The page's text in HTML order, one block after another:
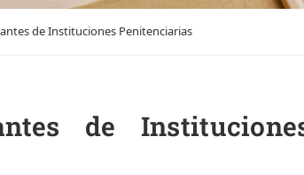
de Instituciones Penitenciarias
de